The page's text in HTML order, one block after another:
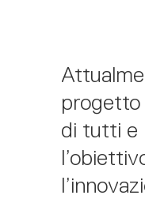
progetto
di tutti e